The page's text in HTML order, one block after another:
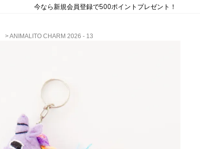
今なら新規会員登録で500ポイントプレゼント！
ANIMALITO CHARM 2026 - 13